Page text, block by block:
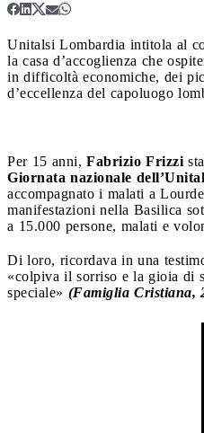
Unitalsi Lombardia intitola al
la casa d’accoglienza che
in difficoltà economiche, dei
d’eccellenza del capoluogo
Per 15 anni, Fabrizio Frizzi
Giornata nazionale
accompagnato i malati a
manifestazioni nella Basilica
a 15.000 persone, malati e
Di loro, ricordava in una
«colpiva il sorriso e la gioia di
speciale» (Famiglia Cristiana,